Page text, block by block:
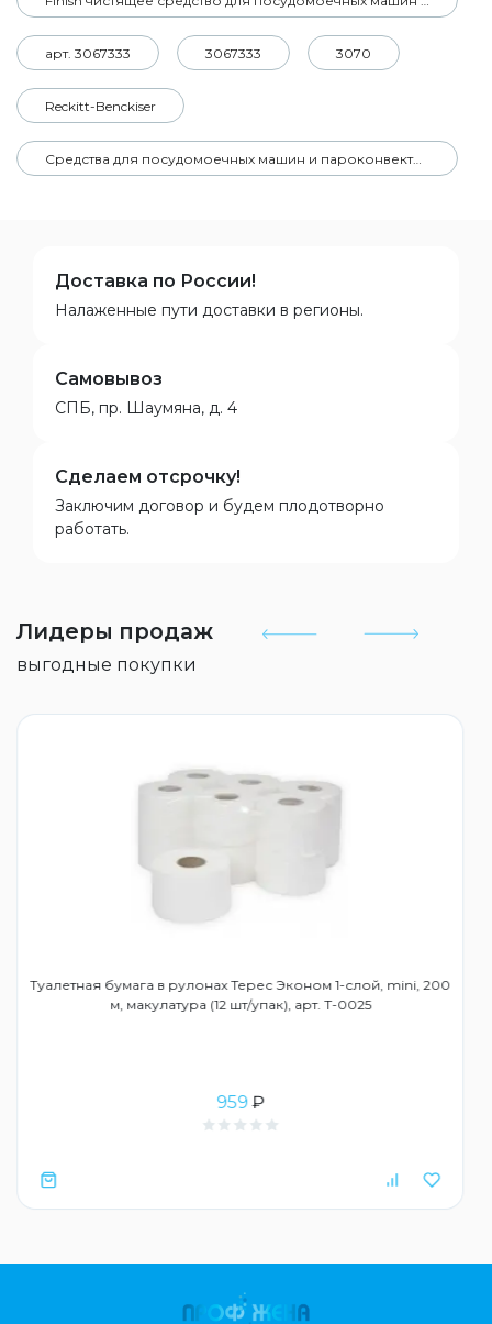
арт. 3067333 3067333 3070
Reckitt-Benckiser
Средства для посудомоечных машин и пароконвектоматов
Доставка по России!
Налаженные пути доставки в регионы.
Самовывоз
СПБ, пр. Шаумяна, д. 4
Сделаем отсрочку!
Заключим договор и будем плодотворно
работать.
Лидеры продаж
выгодные покупки
Туалетная бумага в рулонах Терес Эконом 1-слой, mini, 200
м, макулатура (12 шт/упак), арт. Т-0025
959₽